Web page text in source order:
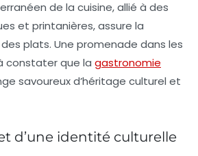
de la cuisine, allié à des
et printanières, assure la
plats. Une promenade dans les
constater que la gastronomie
savoureux d’héritage culturel et
d’une identité culturelle